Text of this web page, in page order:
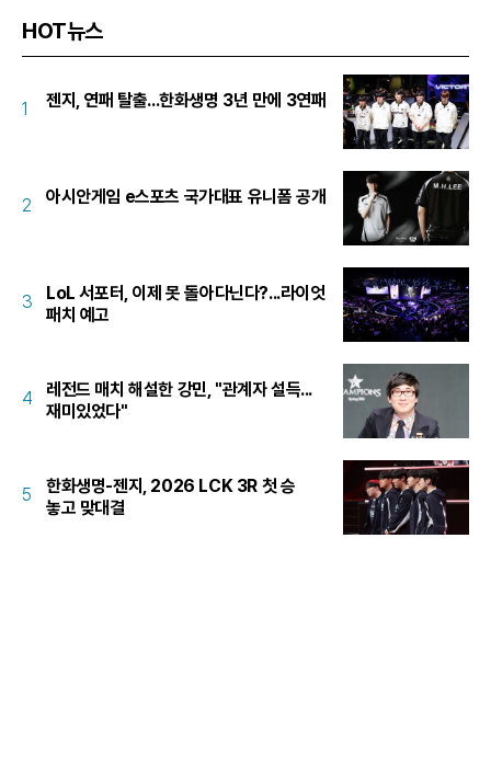
HOT뉴스
1 젠지, 연패 탈출...한화생명 3년 만에 3연패
2 아시안게임 e스포츠 국가대표 유니폼 공개
3
LoL 서포터, 이제 못 돌아다닌다?...라이엇
패치 예고
4
레전드 매치 해설한 강민, "관계자 설득...
재미있었다"
5
한화생명-젠지, 2026 LCK 3R 첫 승
놓고 맞대결